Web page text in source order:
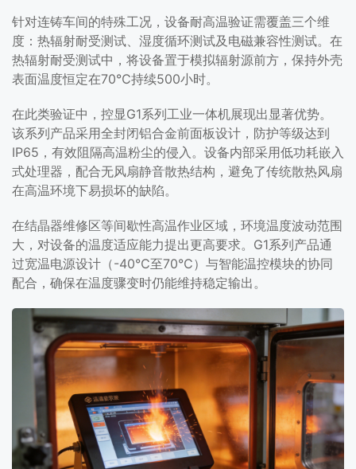
针对连铸车间的特殊工况，设备耐高温验证需覆盖三个维
度：热辐射耐受测试、湿度循环测试及电磁兼容性测试。在
热辐射耐受测试中，将设备置于模拟辐射源前方，保持外壳
表面温度恒定在70℃持续500小时。
在此类验证中，控显G1系列工业一体机展现出显著优势。
该系列产品采用全封闭铝合金前面板设计，防护等级达到
IP65，有效阻隔高温粉尘的侵入。设备内部采用低功耗嵌入
式处理器，配合无风扇静音散热结构，避免了传统散热风扇
在高温环境下易损坏的缺陷。
在结晶器维修区等间歇性高温作业区域，环境温度波动范围
大，对设备的温度适应能力提出更高要求。G1系列产品通
过宽温电源设计（-40℃至70℃）与智能温控模块的协同
配合，确保在温度骤变时仍能维持稳定输出。